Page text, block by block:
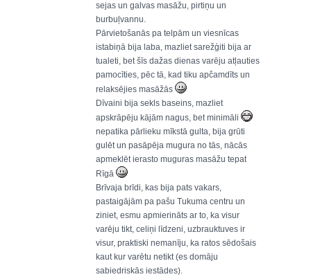
sejas un galvas masāžu, pirtiņu un
burbuļvannu.
Pārvietošanās pa telpām un viesnīcas
istabiņā bija laba, mazliet sarežģiti bija ar
tualeti, bet šīs dažas dienas varēju atļauties
pamocīties, pēc tā, kad tiku apčamdīts un
relaksējies masāžās
Dīvaini bija sekls baseins, mazliet
apskrāpēju kājām nagus, bet minimāli
nepatika pārlieku mīkstā gulta, bija grūti
gulēt un pasāpēja mugura no tās, nācās
apmeklēt ierasto muguras masāžu tepat
Rīgā
Brīvaja brīdi, kas bija pats vakars,
pastaigājām pa pašu Tukuma centru un
ziniet, esmu apmierināts ar to, ka visur
varēju tikt, celiņi līdzeni, uzbrauktuves ir
visur, praktiski nemanīju, ka ratos sēdošais
kaut kur varētu netikt (es domāju
sabiedriskās iestādes).